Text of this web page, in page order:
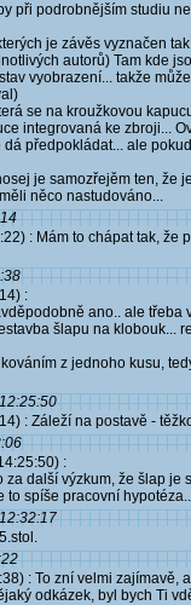
při podrobnějším studiu
je závěs vyznačen
autorů) Tam kde
vyobrazení... takže
se na kroužkovou
integrovaná ke zbroji...
předpokládat... ale
je samozřejěm ten, že
něco nastudováno...
: Mám to chápat tak, že
:
ano.. ale
šlapu na klobouk...
z jednoho kusu,
: Záleží na postavě -
:
za další výzkum, že šlap
to spíše pracovní
: To zní velmi zajímavě,
odkázek, byl bych Ti